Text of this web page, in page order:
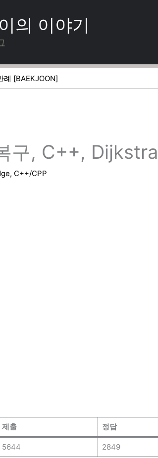
의 이야기
례 [BAEKJOON]
구, C++,
, C++/CPP
제출 정답
5644 2849